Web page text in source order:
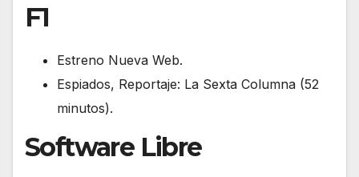
F1
Estreno Nueva Web.
Espiados, Reportaje: La Sexta Columna (52
minutos).
Software Libre